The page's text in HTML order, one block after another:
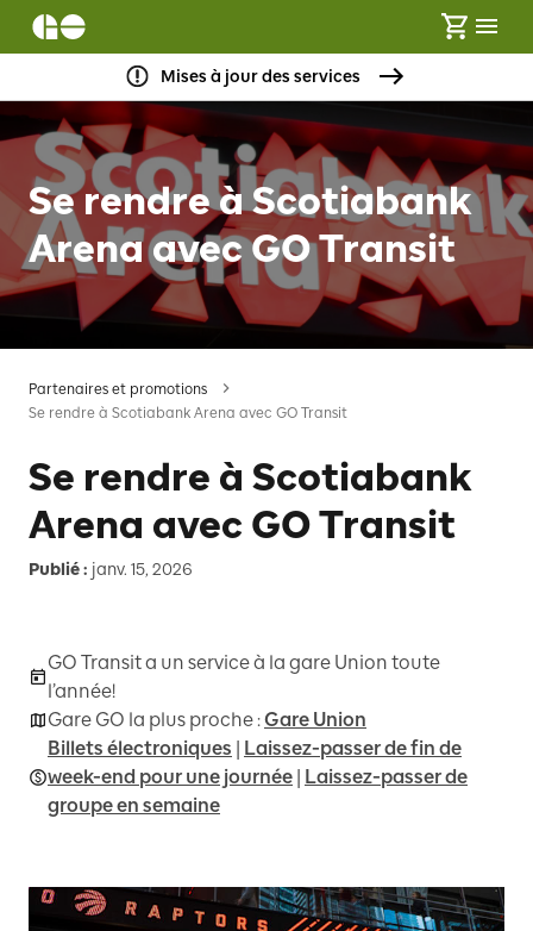
Mises à jour des services
Se rendre à Scotiabank
Arena avec GO Transit
Partenaires et promotions
Se rendre à Scotiabank Arena avec GO Transit
Se rendre à Scotiabank
Arena avec GO Transit
Publié : janv. 15, 2026
GO Transit a un service à la gare Union toute
l’année!
Gare GO la plus proche :Gare Union
Billets électroniques | Laissez-passer de fin de
week-end pour une journée | Laissez-passer de
groupe en semaine